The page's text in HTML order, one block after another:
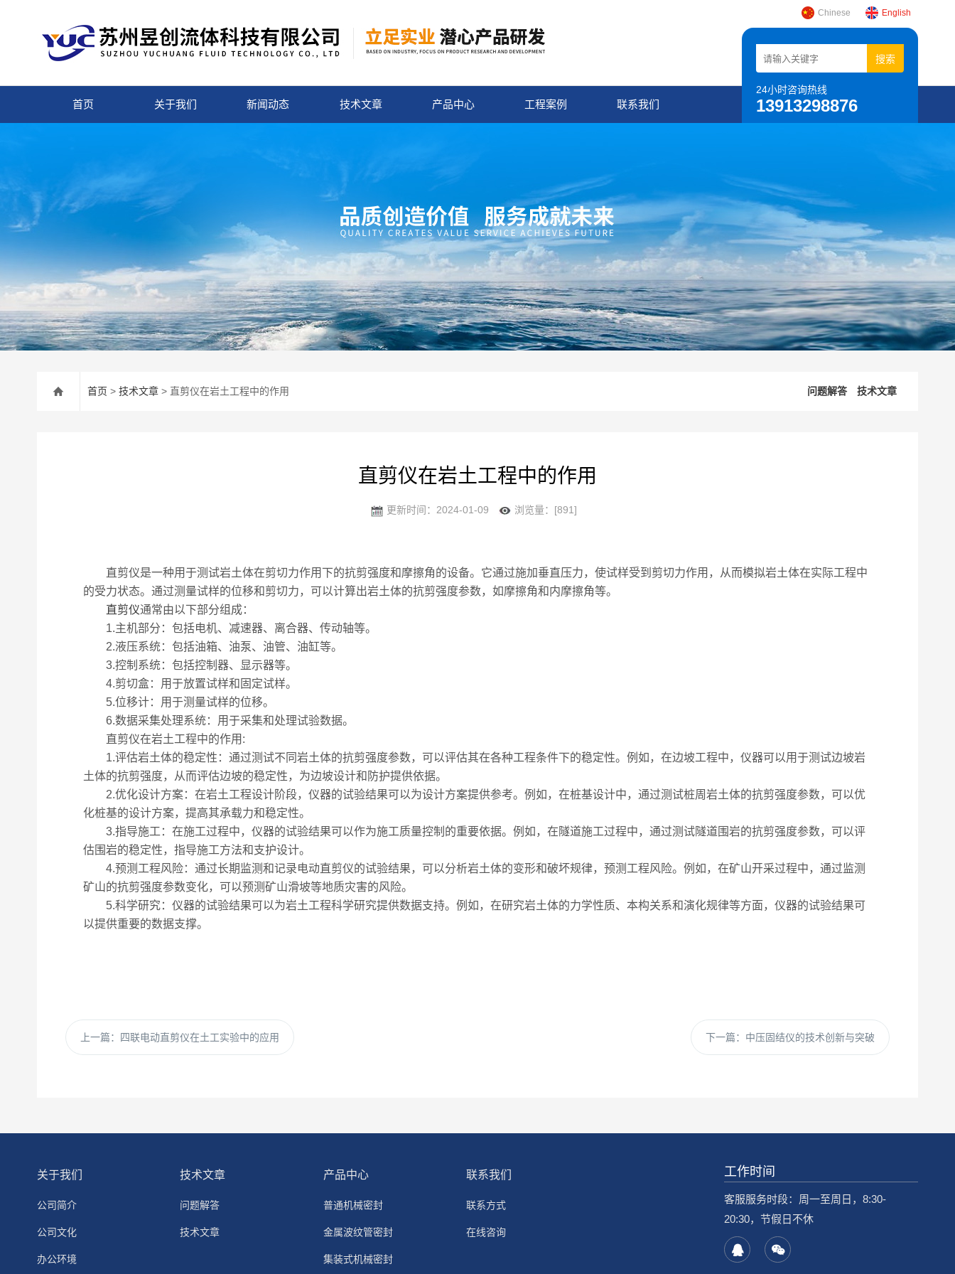
Chinese English
24小时咨询热线
13913298876
首页 关于我们 新闻动态 技术文章 产品中心 工程案例 联系我们
首页 > 技术文章 > 直剪仪在岩土工程中的作用 问题解答 技术文章
直剪仪在岩土工程中的作用
更新时间：2024-01-09 浏览量：[891]
直剪仪是一种用于测试岩土体在剪切力作用下的抗剪强度和摩擦角的设备。它通过施加垂直压力，使试样受到剪切力作用，从而模拟岩土体在实际工程中
的受力状态。通过测量试样的位移和剪切力，可以计算出岩土体的抗剪强度参数，如摩擦角和内摩擦角等。
直剪仪通常由以下部分组成：
1.主机部分：包括电机、减速器、离合器、传动轴等。
2.液压系统：包括油箱、油泵、油管、油缸等。
3.控制系统：包括控制器、显示器等。
4.剪切盒：用于放置试样和固定试样。
5.位移计：用于测量试样的位移。
6.数据采集处理系统：用于采集和处理试验数据。
直剪仪在岩土工程中的作用:
1.评估岩土体的稳定性：通过测试不同岩土体的抗剪强度参数，可以评估其在各种工程条件下的稳定性。例如，在边坡工程中，仪器可以用于测试边坡岩
土体的抗剪强度，从而评估边坡的稳定性，为边坡设计和防护提供依据。
2.优化设计方案：在岩土工程设计阶段，仪器的试验结果可以为设计方案提供参考。例如，在桩基设计中，通过测试桩周岩土体的抗剪强度参数，可以优
化桩基的设计方案，提高其承载力和稳定性。
3.指导施工：在施工过程中，仪器的试验结果可以作为施工质量控制的重要依据。例如，在隧道施工过程中，通过测试隧道围岩的抗剪强度参数，可以评
估围岩的稳定性，指导施工方法和支护设计。
4.预测工程风险：通过长期监测和记录电动直剪仪的试验结果，可以分析岩土体的变形和破坏规律，预测工程风险。例如，在矿山开采过程中，通过监测
矿山的抗剪强度参数变化，可以预测矿山滑坡等地质灾害的风险。
5.科学研究：仪器的试验结果可以为岩土工程科学研究提供数据支持。例如，在研究岩土体的力学性质、本构关系和演化规律等方面，仪器的试验结果可
以提供重要的数据支撑。
上一篇： 四联电动直剪仪在土工实验中的应用 下一篇： 中压固结仪的技术创新与突破
关于我们
公司简介
公司文化
办公环境
技术文章
问题解答
技术文章
产品中心
普通机械密封
金属波纹管密封
集装式机械密封
联系我们
联系方式
在线咨询
工作时间
客服服务时段：周一至周日，8:30-
20:30，节假日不休